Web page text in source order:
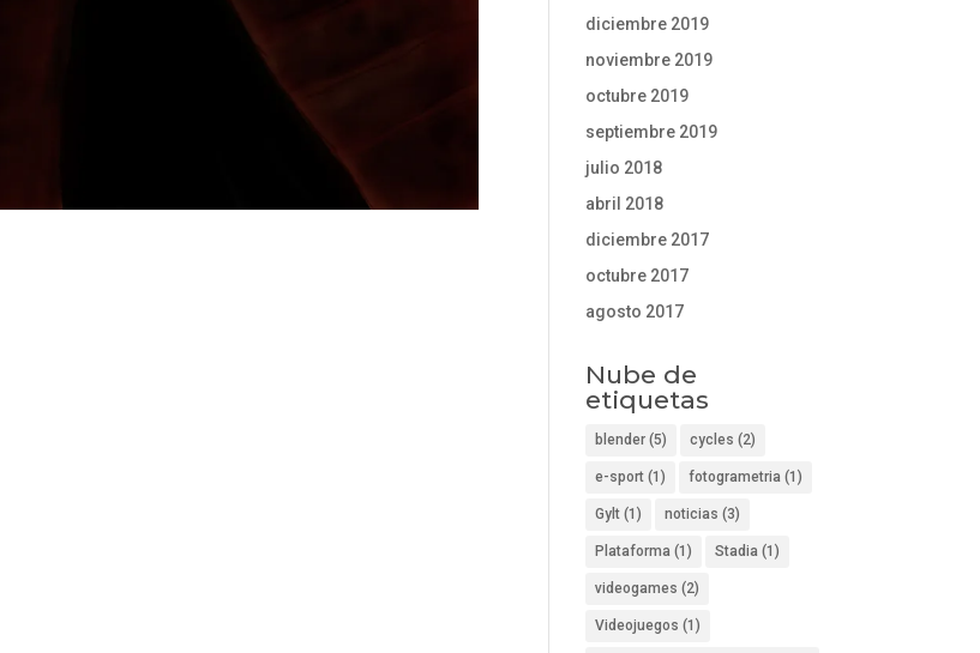
diciembre 2019
noviembre 2019
octubre 2019
septiembre 2019
julio 2018
abril 2018
diciembre 2017
octubre 2017
agosto 2017
Nube de
etiquetas
blender (5) cycles (2)
e-sport (1) fotogrametria (1)
Gylt (1) noticias (3)
Plataforma (1) Stadia (1)
videogames (2)
Videojuegos (1)